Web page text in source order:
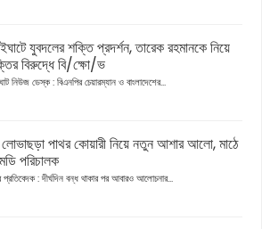
যুবদলের শক্তি প্রদর্শন, তারেক রহমানকে নিয়ে
বিরুদ্ধে বি/ক্ষো/ভ
নিউজ ডেস্ক : বিএনপির চেয়ারম্যান ও বাংলাদেশের...
পাথর কোয়ারী নিয়ে নতুন আশার আলো, মাঠে
পরিচালক
: দীর্ঘদিন বন্ধ থাকার পর আবারও আলোচনার...